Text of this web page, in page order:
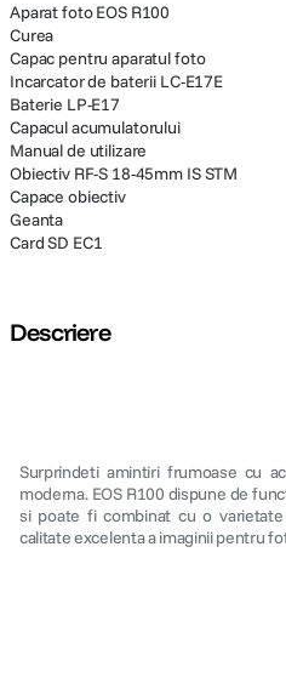
Aparat foto EOS R100
Curea
Capac pentru aparatul foto
Incarcator de baterii LC-E17E
Baterie LP-E17
Capacul acumulatorului
Manual de utilizare
Obiectiv RF-S 18-45mm IS STM
Capace obiectiv
Geanta
Card SD EC1
Descriere
Surprindeti amintiri frumoase cu
moderna. EOS R100 dispune de
si poate fi combinat cu o
calitate excelenta a imaginii pentru